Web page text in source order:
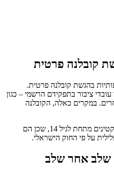
קובלנה פרטית
בהגשת קובלנה פרטית.
ציבור בתפקידם הרשמי – כגון
במקרים כאלה, הקובלנה
כמו כן, לא ניתן להגיש קובלנה כנגד קטינים מתחת לגיל 14, שכן הם
על פי החוק הישראלי.
שלב אחר שלב